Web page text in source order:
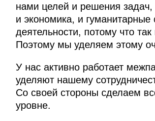
нами целей и решения
и экономика, и гуманитарные
деятельности, потому что
Поэтому мы уделяем этому
У нас активно работает
уделяют нашему
Со своей стороны сделаем
уровне.